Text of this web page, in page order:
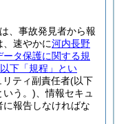
、事故発見者から報
速やかに河内長野
タ保護に関する規
下「規程」とい
ティ副責任者(以下
いう。) 、情報セキュ
に報告しなければな